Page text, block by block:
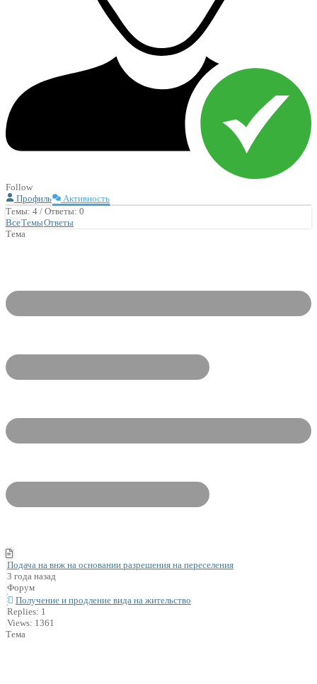
Follow
Профиль
Активность
Темы: 4 / Ответы: 0
ВсеТемыОтветы
Тема
Подача на внж на основании разрешения на переселения
3 года назад
Форум
Получение и продление вида на жительство
Replies: 1
Views: 1361
Тема